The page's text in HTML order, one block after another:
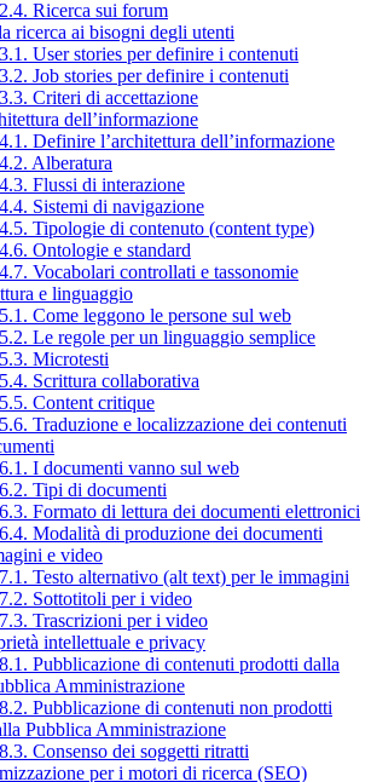
Ricerca sui forum
ricerca ai bisogni degli utenti
User stories per definire i contenuti
Job stories per definire i contenuti
Criteri di accettazione
dell’informazione
Definire l’architettura dell’informazione
Alberatura
Flussi di interazione
Sistemi di navigazione
Tipologie di contenuto (content type)
Ontologie e standard
Vocabolari controllati e tassonomie
e linguaggio
Come leggono le persone sul web
Le regole per un linguaggio semplice
Microtesti
Scrittura collaborativa
Content critique
Traduzione e localizzazione dei contenuti
I documenti vanno sul web
Tipi di documenti
Formato di lettura dei documenti elettronici
Modalità di produzione dei documenti
e video
Testo alternativo (alt text) per le immagini
Sottotitoli per i video
Trascrizioni per i video
intellettuale e privacy
Pubblicazione di contenuti prodotti dalla
Amministrazione
Pubblicazione di contenuti non prodotti
Pubblica Amministrazione
Consenso dei soggetti ritratti
per i motori di ricerca (SEO)